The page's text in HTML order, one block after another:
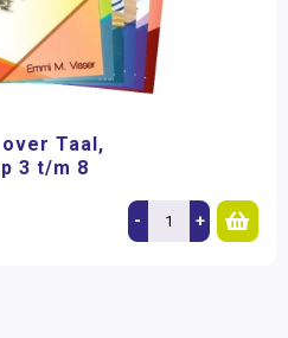
Taal,
3 t/m 8
- +